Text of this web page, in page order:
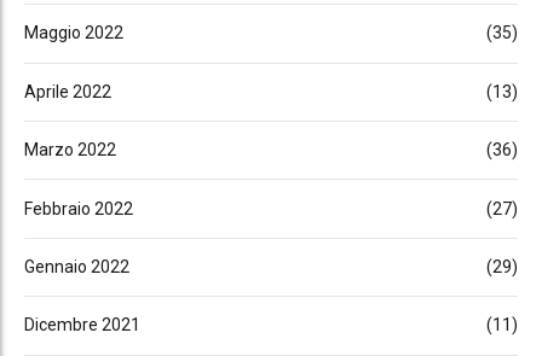
Maggio 2022 (35)
Aprile 2022 (13)
Marzo 2022 (36)
Febbraio 2022 (27)
Gennaio 2022 (29)
Dicembre 2021 (11)